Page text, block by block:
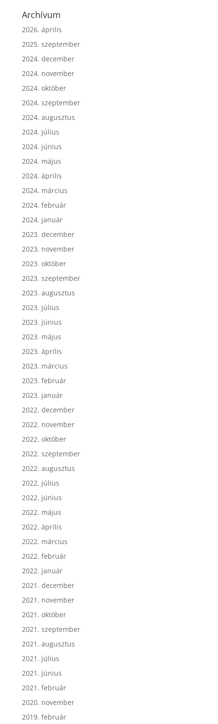
Archívum
2026. április
2025. szeptember
2024. december
2024. november
2024. október
2024. szeptember
2024. augusztus
2024. július
2024. június
2024. május
2024. április
2024. március
2024. február
2024. január
2023. december
2023. november
2023. október
2023. szeptember
2023. augusztus
2023. július
2023. június
2023. május
2023. április
2023. március
2023. február
2023. január
2022. december
2022. november
2022. október
2022. szeptember
2022. augusztus
2022. július
2022. június
2022. május
2022. április
2022. március
2022. február
2022. január
2021. december
2021. november
2021. október
2021. szeptember
2021. augusztus
2021. július
2021. június
2021. február
2020. november
2019. február